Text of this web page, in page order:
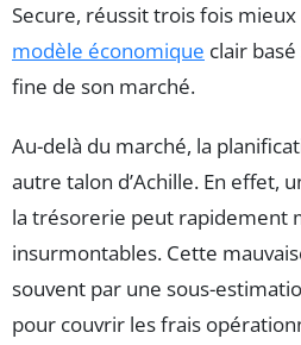
Secure, réussit trois fois mieux
modèle économique clair
fine de son marché.
Au-delà du marché, la
autre talon d’Achille. En effet,
la trésorerie peut rapidement
insurmontables. Cette
souvent par une sous-
pour couvrir les frais